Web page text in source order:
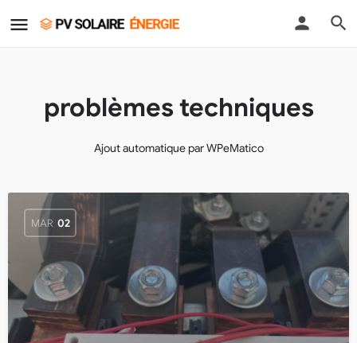
problèmes techniques
Ajout automatique par WPeMatico
MAR 02